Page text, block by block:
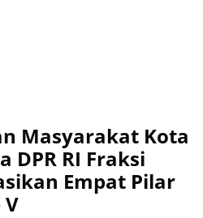
Masyarakat Kota
DPR RI Fraksi
Empat Pilar